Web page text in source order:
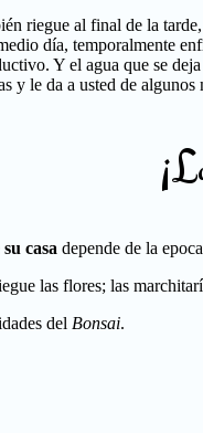
riegue al final de la
día, temporalmente
Y el agua que se
y le da a usted de
casa depende de la
las flores; las
del Bonsai.